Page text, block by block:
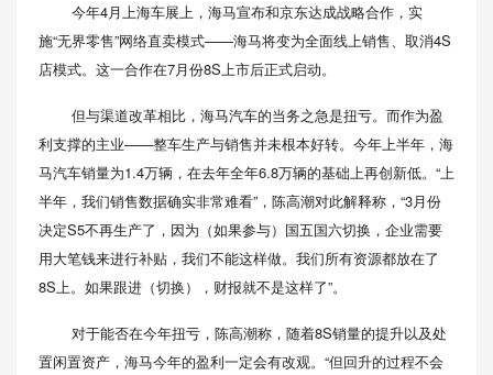
今年4月上海车展上，海马宣布和京东达成战略合作，实
施“无界零售”网络直卖模式——海马将变为全面线上销售、取消4S
店模式。这一合作在7月份8S上市后正式启动。
但与渠道改革相比，海马汽车的当务之急是扭亏。而作为盈
利支撑的主业——整车生产与销售并未根本好转。今年上半年，海
马汽车销量为1.4万辆，在去年全年6.8万辆的基础上再创新低。“上
半年，我们销售数据确实非常难看”，陈高潮对此解释称，“3月份
决定S5不再生产了，因为（如果参与）国五国六切换，企业需要
用大笔钱来进行补贴，我们不能这样做。我们所有资源都放在了
8S上。如果跟进（切换），财报就不是这样了”。
对于能否在今年扭亏，陈高潮称，随着8S销量的提升以及处
置闲置资产，海马今年的盈利一定会有改观。“但回升的过程不会